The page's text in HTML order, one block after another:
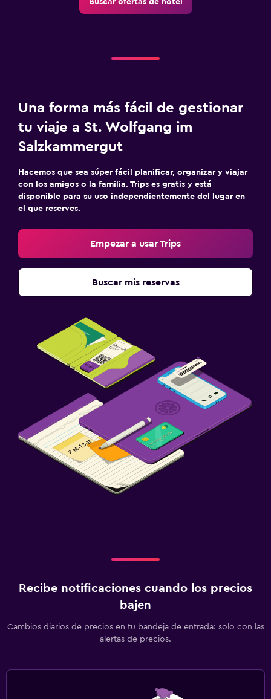
Una forma más fácil de gestionar
tu viaje a St. Wolfgang im
Salzkammergut
Hacemos que sea súper fácil planificar, organizar y viajar
con los amigos o la familia. Trips es gratis y está
disponible para su uso independientemente del lugar en
el que reserves.
Empezar a usar Trips
Buscar mis reservas
Recibe notificaciones cuando los precios
bajen
Cambios diarios de precios en tu bandeja de entrada: solo con las
alertas de precios.